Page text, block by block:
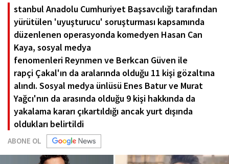
stanbul Anadolu Cumhuriyet Başsavcılığı tarafından
yürütülen 'uyuşturucu' soruşturması kapsamında
düzenlenen operasyonda komedyen Hasan Can
Kaya, sosyal medya
fenomenleri Reynmen ve Berkcan Güven ile
rapçi Çakal'ın da aralarında olduğu 11 kişi gözaltına
alındı. Sosyal medya ünlüsü Enes Batur ve Murat
Yağcı'nın da arasında olduğu 9 kişi hakkında da
yakalama kararı çıkartıldığı ancak yurt dışında
oldukları belirtildi
ABONE OL